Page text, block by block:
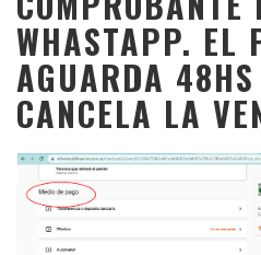
WHASTAPP. EL
AGUARDA
CANCELA LA